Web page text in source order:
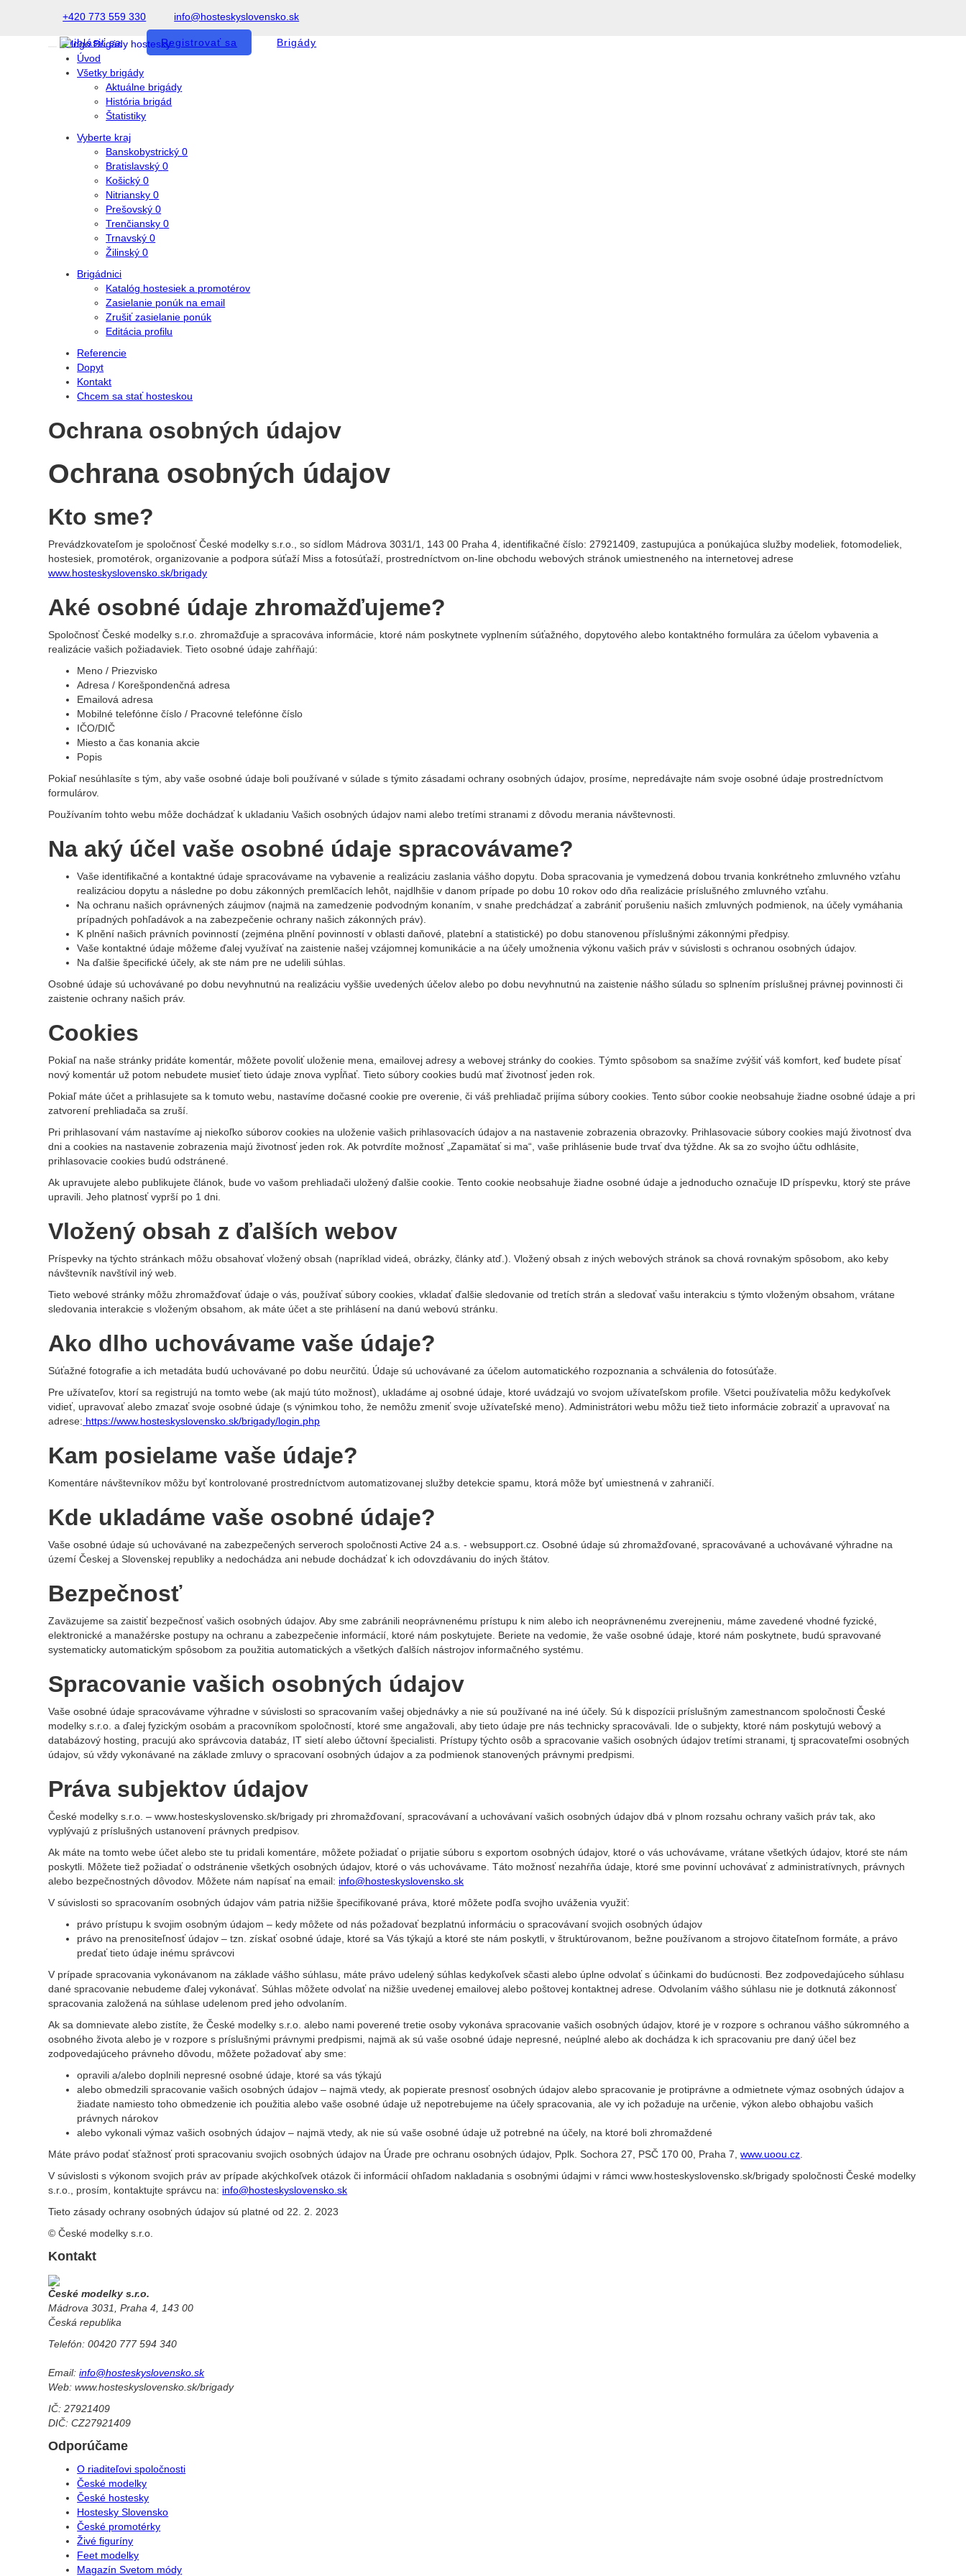
+420 773 559 330 info@hosteskyslovensko.sk
Prihlásiť sa Registrovať sa
Brigády
Úvod
Všetky brigády
Aktuálne brigády
História brigád
Štatistiky
Vyberte kraj
Banskobystrický0
Bratislavský0
Košický0
Nitriansky0
Prešovský0
Trenčiansky0
Trnavský0
Žilinský0
Brigádnici
Katalóg hostesiek a promotérov
Zasielanie ponúk na email
Zrušiť zasielanie ponúk
Editácia profilu
Referencie
Dopyt
Kontakt
Chcem sa stať hosteskou
Ochrana osobných údajov
Ochrana osobných údajov
Kto sme?
Prevádzkovateľom je spoločnosť České modelky s.r.o., so sídlom Mádrova 3031/1, 143 00 Praha 4, identifikačné číslo: 27921409, zastupujúca a ponúkajúca služby modeliek, fotomodeliek,
hostesiek, promotérok, organizovanie a podpora súťaží Miss a fotosúťaží, prostredníctvom on-line obchodu webových stránok umiestneného na internetovej adrese
www.hosteskyslovensko.sk/brigady
Aké osobné údaje zhromažďujeme?
Spoločnosť České modelky s.r.o. zhromažďuje a spracováva informácie, ktoré nám poskytnete vyplnením súťažného, dopytového alebo kontaktného formulára za účelom vybavenia a
realizácie vašich požiadaviek. Tieto osobné údaje zahŕňajú:
Meno / Priezvisko
Adresa / Korešpondenčná adresa
Emailová adresa
Mobilné telefónne číslo / Pracovné telefónne číslo
IČO/DIČ
Miesto a čas konania akcie
Popis
Pokiaľ nesúhlasíte s tým, aby vaše osobné údaje boli používané v súlade s týmito zásadami ochrany osobných údajov, prosíme, nepredávajte nám svoje osobné údaje prostredníctvom
formulárov.
Používaním tohto webu môže dochádzať k ukladaniu Vašich osobných údajov nami alebo tretími stranami z dôvodu merania návštevnosti.
Na aký účel vaše osobné údaje spracovávame?
Vaše identifikačné a kontaktné údaje spracovávame na vybavenie a realizáciu zaslania vášho dopytu. Doba spracovania je vymedzená dobou trvania konkrétneho zmluvného vzťahu
realizáciou dopytu a následne po dobu zákonných premlčacích lehôt, najdlhšie v danom prípade po dobu 10 rokov odo dňa realizácie príslušného zmluvného vzťahu.
Na ochranu našich oprávnených záujmov (najmä na zamedzenie podvodným konaním, v snahe predchádzať a zabrániť porušeniu našich zmluvných podmienok, na účely vymáhania
prípadných pohľadávok a na zabezpečenie ochrany našich zákonných práv).
K plnění našich právních povinností (zejména plnění povinností v oblasti daňové, platební a statistické) po dobu stanovenou příslušnými zákonnými předpisy.
Vaše kontaktné údaje môžeme ďalej využívať na zaistenie našej vzájomnej komunikácie a na účely umožnenia výkonu vašich práv v súvislosti s ochranou osobných údajov.
Na ďalšie špecifické účely, ak ste nám pre ne udelili súhlas.
Osobné údaje sú uchovávané po dobu nevyhnutnú na realizáciu vyššie uvedených účelov alebo po dobu nevyhnutnú na zaistenie nášho súladu so splnením príslušnej právnej povinnosti či
zaistenie ochrany našich práv.
Cookies
Pokiaľ na naše stránky pridáte komentár, môžete povoliť uloženie mena, emailovej adresy a webovej stránky do cookies. Týmto spôsobom sa snažíme zvýšiť váš komfort, keď budete písať
nový komentár už potom nebudete musieť tieto údaje znova vypĺňať. Tieto súbory cookies budú mať životnosť jeden rok.
Pokiaľ máte účet a prihlasujete sa k tomuto webu, nastavíme dočasné cookie pre overenie, či váš prehliadač prijíma súbory cookies. Tento súbor cookie neobsahuje žiadne osobné údaje a pri
zatvorení prehliadača sa zruší.
Pri prihlasovaní vám nastavíme aj niekoľko súborov cookies na uloženie vašich prihlasovacích údajov a na nastavenie zobrazenia obrazovky. Prihlasovacie súbory cookies majú životnosť dva
dni a cookies na nastavenie zobrazenia majú životnosť jeden rok. Ak potvrdíte možnosť „Zapamätať si ma“, vaše prihlásenie bude trvať dva týždne. Ak sa zo svojho účtu odhlásite,
prihlasovacie cookies budú odstránené.
Ak upravujete alebo publikujete článok, bude vo vašom prehliadači uložený ďalšie cookie. Tento cookie neobsahuje žiadne osobné údaje a jednoducho označuje ID príspevku, ktorý ste práve
upravili. Jeho platnosť vyprší po 1 dni.
Vložený obsah z ďalších webov
Príspevky na týchto stránkach môžu obsahovať vložený obsah (napríklad videá, obrázky, články atď.). Vložený obsah z iných webových stránok sa chová rovnakým spôsobom, ako keby
návštevník navštívil iný web.
Tieto webové stránky môžu zhromažďovať údaje o vás, používať súbory cookies, vkladať ďalšie sledovanie od tretích strán a sledovať vašu interakciu s týmto vloženým obsahom, vrátane
sledovania interakcie s vloženým obsahom, ak máte účet a ste prihlásení na danú webovú stránku.
Ako dlho uchovávame vaše údaje?
Súťažné fotografie a ich metadáta budú uchovávané po dobu neurčitú. Údaje sú uchovávané za účelom automatického rozpoznania a schválenia do fotosúťaže.
Pre užívateľov, ktorí sa registrujú na tomto webe (ak majú túto možnosť), ukladáme aj osobné údaje, ktoré uvádzajú vo svojom užívateľskom profile. Všetci používatelia môžu kedykoľvek
vidieť, upravovať alebo zmazať svoje osobné údaje (s výnimkou toho, že nemôžu zmeniť svoje užívateľské meno). Administrátori webu môžu tiež tieto informácie zobraziť a upravovať na
adrese: https://www.hosteskyslovensko.sk/brigady/login.php
Kam posielame vaše údaje?
Komentáre návštevníkov môžu byť kontrolované prostredníctvom automatizovanej služby detekcie spamu, ktorá môže byť umiestnená v zahraničí.
Kde ukladáme vaše osobné údaje?
Vaše osobné údaje sú uchovávané na zabezpečených serveroch spoločnosti Active 24 a.s. - websupport.cz. Osobné údaje sú zhromažďované, spracovávané a uchovávané výhradne na
území Českej a Slovenskej republiky a nedochádza ani nebude dochádzať k ich odovzdávaniu do iných štátov.
Bezpečnosť
Zaväzujeme sa zaistiť bezpečnosť vašich osobných údajov. Aby sme zabránili neoprávnenému prístupu k nim alebo ich neoprávnenému zverejneniu, máme zavedené vhodné fyzické,
elektronické a manažérske postupy na ochranu a zabezpečenie informácií, ktoré nám poskytujete. Beriete na vedomie, že vaše osobné údaje, ktoré nám poskytnete, budú spravované
systematicky automatickým spôsobom za použitia automatických a všetkých ďalších nástrojov informačného systému.
Spracovanie vašich osobných údajov
Vaše osobné údaje spracovávame výhradne v súvislosti so spracovaním vašej objednávky a nie sú používané na iné účely. Sú k dispozícii príslušným zamestnancom spoločnosti České
modelky s.r.o. a ďalej fyzickým osobám a pracovníkom spoločností, ktoré sme angažovali, aby tieto údaje pre nás technicky spracovávali. Ide o subjekty, ktoré nám poskytujú webový a
databázový hosting, pracujú ako správcovia databáz, IT sietí alebo účtovní špecialisti. Prístupy týchto osôb a spracovanie vašich osobných údajov tretími stranami, tj spracovateľmi osobných
údajov, sú vždy vykonávané na základe zmluvy o spracovaní osobných údajov a za podmienok stanovených právnymi predpismi.
Práva subjektov údajov
České modelky s.r.o. – www.hosteskyslovensko.sk/brigady pri zhromažďovaní, spracovávaní a uchovávaní vašich osobných údajov dbá v plnom rozsahu ochrany vašich práv tak, ako
vyplývajú z príslušných ustanovení právnych predpisov.
Ak máte na tomto webe účet alebo ste tu pridali komentáre, môžete požiadať o prijatie súboru s exportom osobných údajov, ktoré o vás uchovávame, vrátane všetkých údajov, ktoré ste nám
poskytli. Môžete tiež požiadať o odstránenie všetkých osobných údajov, ktoré o vás uchovávame. Táto možnosť nezahŕňa údaje, ktoré sme povinní uchovávať z administratívnych, právnych
alebo bezpečnostných dôvodov. Môžete nám napísať na email: info@hosteskyslovensko.sk
V súvislosti so spracovaním osobných údajov vám patria nižšie špecifikované práva, ktoré môžete podľa svojho uváženia využiť:
právo prístupu k svojim osobným údajom – kedy môžete od nás požadovať bezplatnú informáciu o spracovávaní svojich osobných údajov
právo na prenositeľnosť údajov – tzn. získať osobné údaje, ktoré sa Vás týkajú a ktoré ste nám poskytli, v štruktúrovanom, bežne používanom a strojovo čitateľnom formáte, a právo
predať tieto údaje inému správcovi
V prípade spracovania vykonávanom na základe vášho súhlasu, máte právo udelený súhlas kedykoľvek sčasti alebo úplne odvolať s účinkami do budúcnosti. Bez zodpovedajúceho súhlasu
dané spracovanie nebudeme ďalej vykonávať. Súhlas môžete odvolať na nižšie uvedenej emailovej alebo poštovej kontaktnej adrese. Odvolaním vášho súhlasu nie je dotknutá zákonnosť
spracovania založená na súhlase udelenom pred jeho odvolaním.
Ak sa domnievate alebo zistíte, že České modelky s.r.o. alebo nami poverené tretie osoby vykonáva spracovanie vašich osobných údajov, ktoré je v rozpore s ochranou vášho súkromného a
osobného života alebo je v rozpore s príslušnými právnymi predpismi, najmä ak sú vaše osobné údaje nepresné, neúplné alebo ak dochádza k ich spracovaniu pre daný účel bez
zodpovedajúceho právneho dôvodu, môžete požadovať aby sme:
opravili a/alebo doplnili nepresné osobné údaje, ktoré sa vás týkajú
alebo obmedzili spracovanie vašich osobných údajov – najmä vtedy, ak popierate presnosť osobných údajov alebo spracovanie je protiprávne a odmietnete výmaz osobných údajov a
žiadate namiesto toho obmedzenie ich použitia alebo vaše osobné údaje už nepotrebujeme na účely spracovania, ale vy ich požaduje na určenie, výkon alebo obhajobu vašich
právnych nárokov
alebo vykonali výmaz vašich osobných údajov – najmä vtedy, ak nie sú vaše osobné údaje už potrebné na účely, na ktoré boli zhromaždené
Máte právo podať sťažnosť proti spracovaniu svojich osobných údajov na Úrade pre ochranu osobných údajov, Pplk. Sochora 27, PSČ 170 00, Praha 7,www.uoou.cz.
V súvislosti s výkonom svojich práv av prípade akýchkoľvek otázok či informácií ohľadom nakladania s osobnými údajmi v rámci www.hosteskyslovensko.sk/brigady spoločnosti České modelky
s.r.o., prosím, kontaktujte správcu na: info@hosteskyslovensko.sk
Tieto zásady ochrany osobných údajov sú platné od 22. 2. 2023
© České modelky s.r.o.
Kontakt
České modelky s.r.o.
Mádrova 3031, Praha 4, 143 00
Česká republika
Telefón: 00420 777 594 340
Email:info@hosteskyslovensko.sk
Web: www.hosteskyslovensko.sk/brigady
IČ: 27921409
DIČ: CZ27921409
Odporúčame
O riaditeľovi spoločnosti
České modelky
České hostesky
Hostesky Slovensko
České promotérky
Živé figuríny
Feet modelky
Magazín Svetom módy